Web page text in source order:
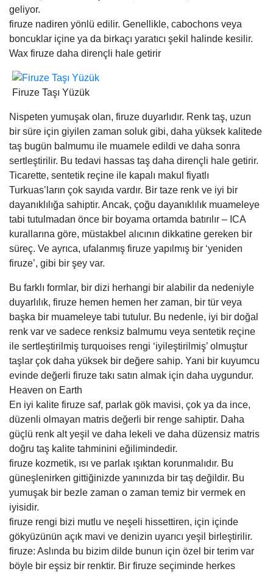
geliyor.
firuze nadiren yönlü edilir. Genellikle, cabochons veya
boncuklar içine ya da birkaçı yaratıcı şekil halinde kesilir.
Wax firuze daha dirençli hale getirir
Firuze Taşı Yüzük
Nispeten yumuşak olan, firuze duyarlıdır. Renk taş, uzun
bir süre için giyilen zaman soluk gibi, daha yüksek kalitede
taş bugün balmumu ile muamele edildi ve daha sonra
sertleştirilir. Bu tedavi hassas taş daha dirençli hale getirir.
Ticarette, sentetik reçine ile kapalı makul fiyatlı
Turkuas’ların çok sayıda vardır. Bir taze renk ve iyi bir
dayanıklılığa sahiptir. Ancak, çoğu dayanıklılık muameleye
tabi tutulmadan önce bir boyama ortamda batırılır – ICA
kurallarına göre, müstakbel alıcının dikkatine gereken bir
süreç. Ve ayrıca, ufalanmış firuze yapılmış bir ‘yeniden
firuze’, gibi bir şey var.
Bu farklı formlar, bir dizi herhangi bir alabilir da nedeniyle
duyarlılık, firuze hemen hemen her zaman, bir tür veya
başka bir muameleye tabi tutulur. Bu nedenle, iyi bir doğal
renk var ve sadece renksiz balmumu veya sentetik reçine
ile sertleştirilmiş turquoises rengi ‘iyileştirilmiş’ olmuştur
taşlar çok daha yüksek bir değere sahip. Yani bir kuyumcu
evinde değerli firuze takı satın almak için daha uygundur.
Heaven on Earth
En iyi kalite firuze saf, parlak gök mavisi, çok ya da ince,
düzenli olmayan matris değerli bir renge sahiptir. Daha
güçlü renk alt yeşil ve daha lekeli ve daha düzensiz matris
doğru taş kalite tahminini eğilimindedir.
firuze kozmetik, ısı ve parlak ışıktan korunmalıdır. Bu
güneşlenirken gittiğinizde yanınızda bir taş değildir. Bu
yumuşak bir bezle zaman o zaman temiz bir vermek en
iyisidir.
firuze rengi bizi mutlu ve neşeli hissettiren, için içinde
gökyüzünün açık mavi ve denizin uyarıcı yeşil birleştirilir.
firuze: Aslında bu bizim dilde bunun için özel bir terim var
böyle bir eşsiz bir renktir. Bir firuze seçiminde herkes